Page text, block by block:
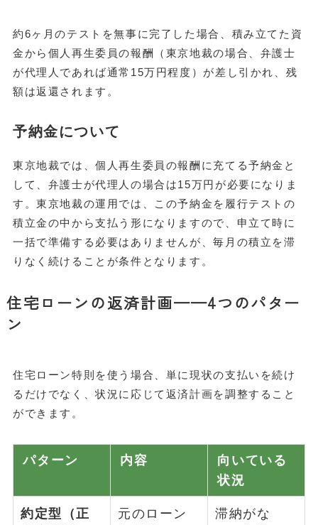
約6ヶ月のテストを無事に完了した場合、積み立てた資
金から個人再生委員の報酬（東京地裁の場合、弁護士
が代理人であれば通常15万円程度）が差し引かれ、残
額は返還されます。
予納金について
東京地裁では、個人再生委員の報酬に充てる予納金と
して、弁護士が代理人の場合は15万円が必要になりま
す。東京地裁の運用では、この予納金を履行テストの
積立金の中から支払う形になりますので、申立て時に
一括で準備する必要はありませんが、毎月の積立を滞
りなく続けることが条件となります。
住宅ローンの返済計画——4つのパター
ン
住宅ローン特則を使う場合、単に現状の支払いを続け
るだけでなく、状況に応じて返済計画を調整すること
ができます。
パターン 内容
向いている
状況
約定型（正
元のローン
滞納がな